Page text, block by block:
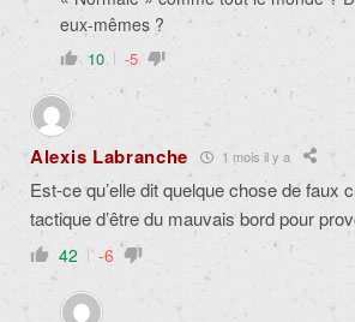
eux-mêmes ?
10 -5
Alexis Labranche 1 mois il y a
Est-ce qu’elle dit quelque chose de faux
tactique d’être du mauvais bord pour
42 -6